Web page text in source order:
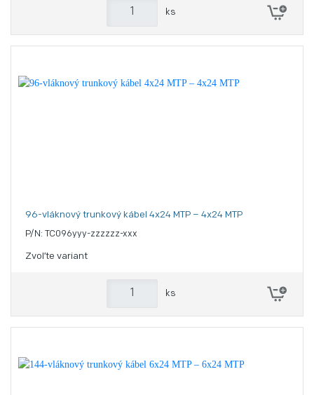
ks
96-vláknový trunkový kábel 4x24 MTP – 4x24 MTP
P/N: TC096yyy-zzzzzz-xxx
Zvoľte variant
ks